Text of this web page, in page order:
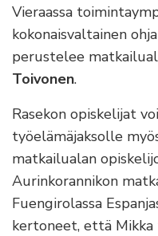
Vieraassa
kokonaisvaltainen
perustelee
Toivonen.
Rasekon opiskelijat
työelämäjaksolle
matkailualan
Aurinkorannikon
Fuengirolassa
kertoneet, että Mikka